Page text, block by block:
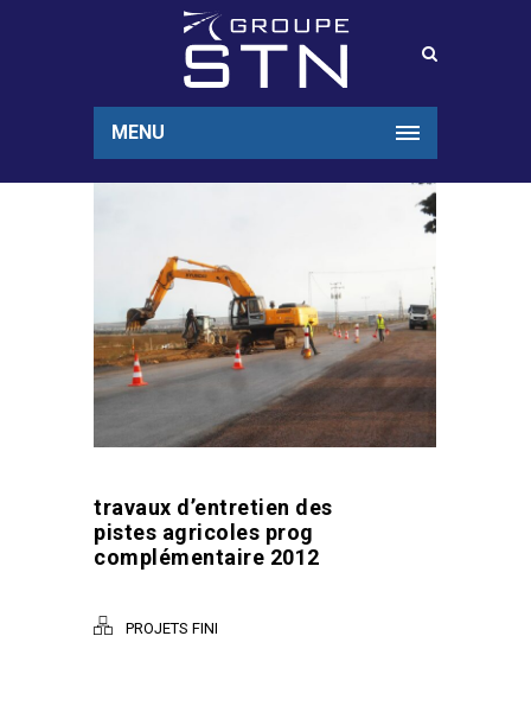
MENU
travaux d’entretien des
pistes agricoles prog
complémentaire 2012
PROJETS FINI